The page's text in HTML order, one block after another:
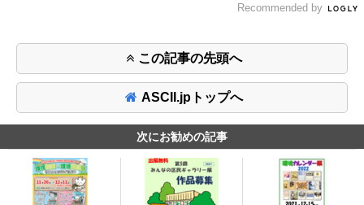
Recommended by
この記事の先頭へ
ASCII.jpトップへ
次にお勧めの記事